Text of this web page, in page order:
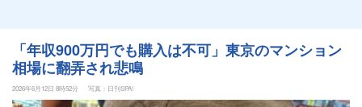
「年収900万円でも購入は不可」東京のマンション
相場に翻弄され悲鳴
2026年6月12日 8時52分 写真：日刊SPA!